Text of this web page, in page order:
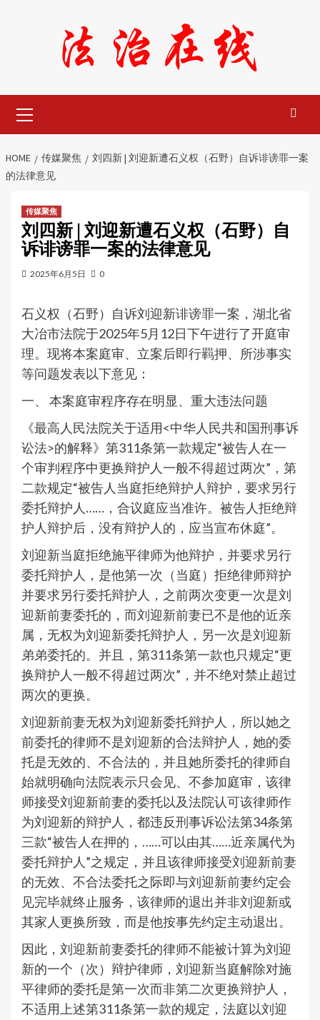
Menu
HOME 传媒聚焦
刘四新 | 刘迎新遭石义权（石野）自诉诽谤罪一案
的法律意见
传媒聚焦
刘四新 | 刘迎新遭石义权（石野）自
诉诽谤罪一案的法律意见
2025年6月5日 0
石义权（石野）自诉刘迎新诽谤罪一案，湖北省
大冶市法院于2025年5月12日下午进行了开庭审
理。现将本案庭审、立案后即行羁押、所涉事实
等问题发表以下意见：
一、 本案庭审程序存在明显、重大违法问题
《最高人民法院关于适用<中华人民共和国刑事诉
讼法>的解释》第311条第一款规定“被告人在一
个审判程序中更换辩护人一般不得超过两次”，第
二款规定“被告人当庭拒绝辩护人辩护，要求另行
委托辩护人……，合议庭应当准许。被告人拒绝辩
护人辩护后，没有辩护人的，应当宣布休庭”。
刘迎新当庭拒绝施平律师为他辩护，并要求另行
委托辩护人，是他第一次（当庭）拒绝律师辩护
并要求另行委托辩护人，之前两次变更一次是刘
迎新前妻委托的，而刘迎新前妻已不是他的近亲
属，无权为刘迎新委托辩护人，另一次是刘迎新
弟弟委托的。并且，第311条第一款也只规定“更
换辩护人一般不得超过两次”，并不绝对禁止超过
两次的更换。
刘迎新前妻无权为刘迎新委托辩护人，所以她之
前委托的律师不是刘迎新的合法辩护人，她的委
托是无效的、不合法的，并且她所委托的律师自
始就明确向法院表示只会见、不参加庭审，该律
师接受刘迎新前妻的委托以及法院认可该律师作
为刘迎新的辩护人，都违反刑事诉讼法第34条第
三款“被告人在押的，……可以由其……近亲属代为
委托辩护人”之规定，并且该律师接受刘迎新前妻
的无效、不合法委托之际即与刘迎新前妻约定会
见完毕就终止服务，该律师的退出并非刘迎新或
其家人更换所致，而是他按事先约定主动退出。
因此，刘迎新前妻委托的律师不能被计算为刘迎
新的一个（次）辩护律师，刘迎新当庭解除对施
平律师的委托是第一次而非第二次更换辩护人，
不适用上述第311条第一款的规定，法庭以刘迎